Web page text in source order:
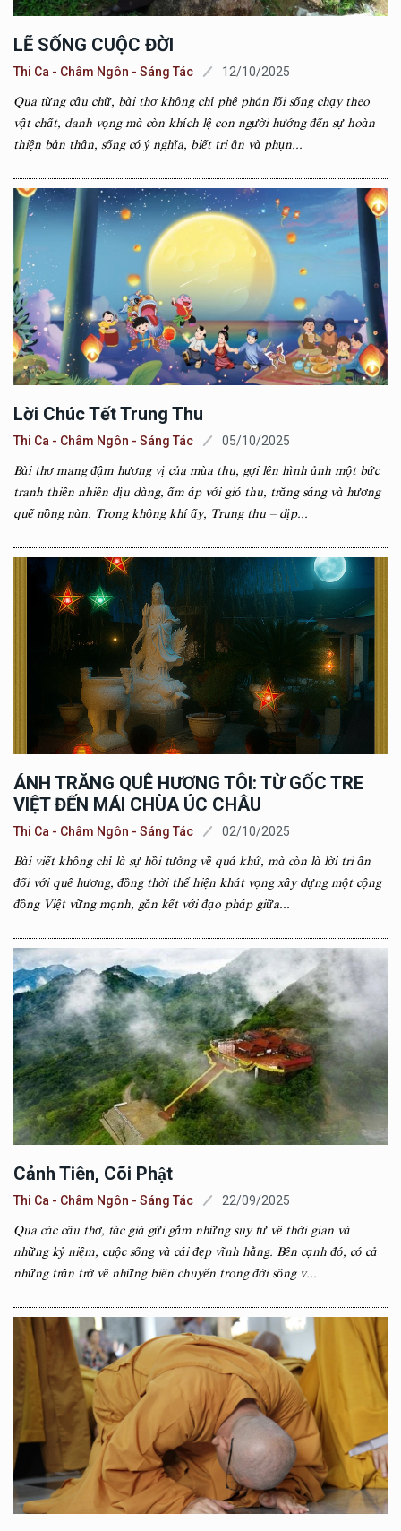
LẼ SỐNG CUỘC ĐỜI
Thi Ca - Châm Ngôn - Sáng Tác 12/10/2025
Qua từng câu chữ, bài thơ không chỉ phê phán lối sống chạy theo
vật chất, danh vọng mà còn khích lệ con người hướng đến sự hoàn
thiện bản thân, sống có ý nghĩa, biết tri ân và phụn...
Lời Chúc Tết Trung Thu
Thi Ca - Châm Ngôn - Sáng Tác 05/10/2025
Bài thơ mang đậm hương vị của mùa thu, gợi lên hình ảnh một bức
tranh thiên nhiên dịu dàng, ấm áp với gió thu, trăng sáng và hương
quế nồng nàn. Trong không khí ấy, Trung thu – dịp...
ÁNH TRĂNG QUÊ HƯƠNG TÔI: TỪ GỐC TRE
VIỆT ĐẾN MÁI CHÙA ÚC CHÂU
Thi Ca - Châm Ngôn - Sáng Tác 02/10/2025
Bài viết không chỉ là sự hồi tưởng về quá khứ, mà còn là lời tri ân
đối với quê hương, đồng thời thể hiện khát vọng xây dựng một cộng
đồng Việt vững mạnh, gắn kết với đạo pháp giữa...
Cảnh Tiên, Cõi Phật
Thi Ca - Châm Ngôn - Sáng Tác 22/09/2025
Qua các câu thơ, tác giả gửi gắm những suy tư về thời gian và
những kỷ niệm, cuộc sống và cái đẹp vĩnh hằng. Bên cạnh đó, có cả
những trăn trở về những biến chuyển trong đời sống v...